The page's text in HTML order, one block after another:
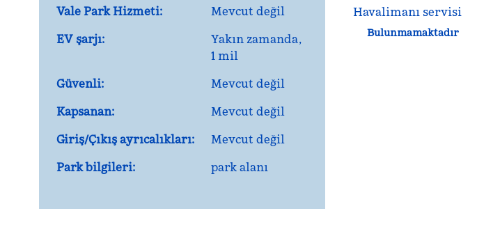
Vale Park Hizmeti:
Mevcut değil
EV şarjı:
Yakın zamanda,
1 mil
Güvenli:
Mevcut değil
Kapsanan:
Mevcut değil
Giriş/Çıkış ayrıcalıkları:
Mevcut değil
Park bilgileri:
park alanı
Havalimanı servisi
Bulunmamaktadır